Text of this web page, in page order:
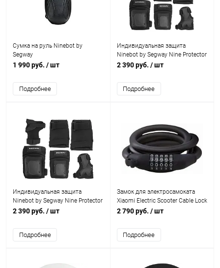
Сумка на руль Ninebot by
Segway
1 990 руб. / шт
Подробнее
Индивидуальная защита
Ninebot by Segway Nine Protector
set M
2 390 руб. / шт
Подробнее
Индивидуальная защита
Ninebot by Segway Nine Protector
set S
2 390 руб. / шт
Подробнее
Замок для электросамоката
Xiaomi Electric Scooter Cable Lock
2 790 руб. / шт
Подробнее